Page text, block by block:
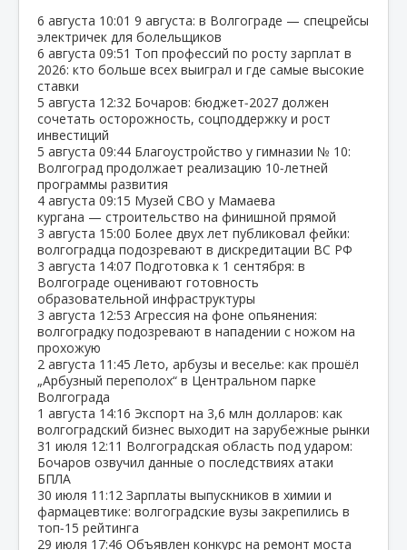
6 августа 10:01 9 августа: в Волгограде — спецрейсы
электричек для болельщиков
6 августа 09:51 Топ профессий по росту зарплат в
2026: кто больше всех выиграл и где самые высокие
ставки
5 августа 12:32 Бочаров: бюджет‑2027 должен
сочетать осторожность, соцподдержку и рост
инвестиций
5 августа 09:44 Благоустройство у гимназии № 10:
Волгоград продолжает реализацию 10‑летней
программы развития
4 августа 09:15 Музей СВО у Мамаева
кургана — строительство на финишной прямой
3 августа 15:00 Более двух лет публиковал фейки:
волгоградца подозревают в дискредитации ВС РФ
3 августа 14:07 Подготовка к 1 сентября: в
Волгограде оценивают готовность
образовательной инфраструктуры
3 августа 12:53 Агрессия на фоне опьянения:
волгоградку подозревают в нападении с ножом на
прохожую
2 августа 11:45 Лето, арбузы и веселье: как прошёл
„Арбузный переполох“ в Центральном парке
Волгограда
1 августа 14:16 Экспорт на 3,6 млн долларов: как
волгоградский бизнес выходит на зарубежные рынки
31 июля 12:11 Волгоградская область под ударом:
Бочаров озвучил данные о последствиях атаки
БПЛА
30 июля 11:12 Зарплаты выпускников в химии и
фармацевтике: волгоградские вузы закрепились в
топ‑15 рейтинга
29 июля 17:46 Объявлен конкурс на ремонт моста